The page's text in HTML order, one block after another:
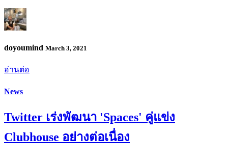
doyoumind March 3, 2021
อ่านต่อ
News
Twitter เร่งพัฒนา 'Spaces' คู่แข่ง
Clubhouse อย่างต่อเนื่อง